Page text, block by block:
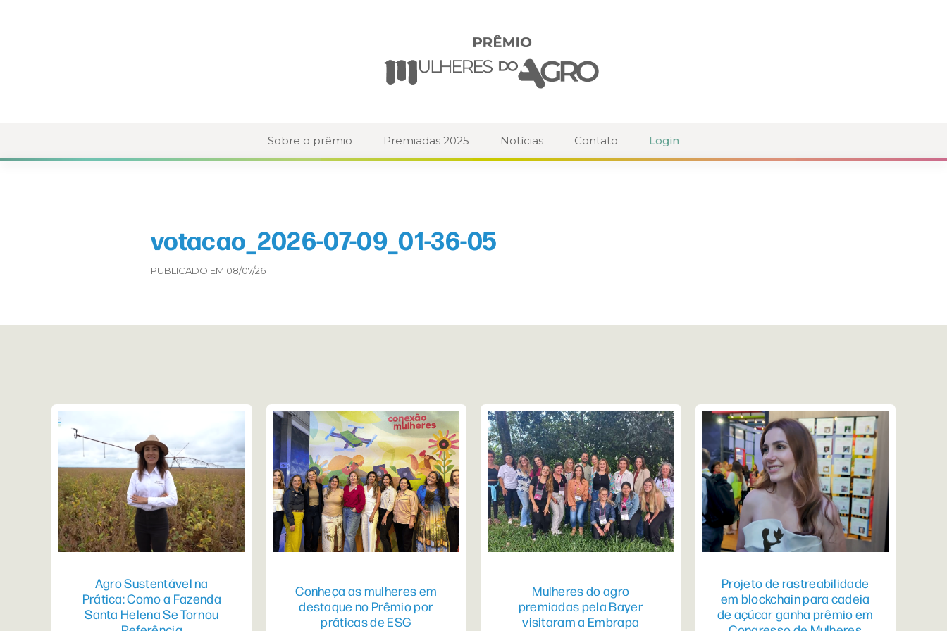
Sobre o prêmio Premiadas 2025 Notícias Contato Login
votacao_2026-07-09_01-36-05
PUBLICADO EM 08/07/26
Agro Sustentável na
Prática: Como a Fazenda
Santa Helena Se Tornou
Conheça as mulheres em
destaque no Prêmio por
práticas de ESG
Mulheres do agro
premiadas pela Bayer
visitaram a Embrapa
Projeto de rastreabilidade
em blockchain para cadeia
de açúcar ganha prêmio em